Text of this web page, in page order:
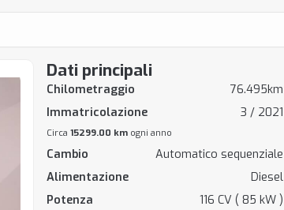
Dati principali
Chilometraggio
76.495km
Immatricolazione
3 / 2021
Circa 15299.00 kmogni anno
Cambio
Automatico sequenziale
Alimentazione
Diesel
Potenza
116 CV ( 85 kW )